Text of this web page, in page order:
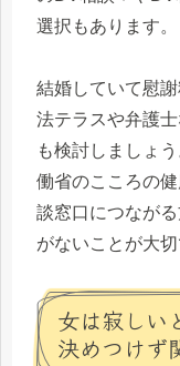
選択もあります。
結婚していて慰
法テラスや弁護
も検討しましょ
働省のこころの
談窓口につなが
がないことが大切
女は寂しい
決めつけず